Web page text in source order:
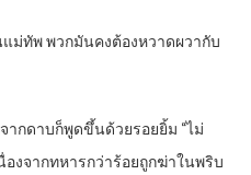
ม่ทัพ พวกมันคงต้องหวาดผวากับ
ากดาบก็พูดขึ้นด้วยรอยยิ้ม “ไม่
งจากทหารกว่าร้อยถูกฆ่าในพริบ